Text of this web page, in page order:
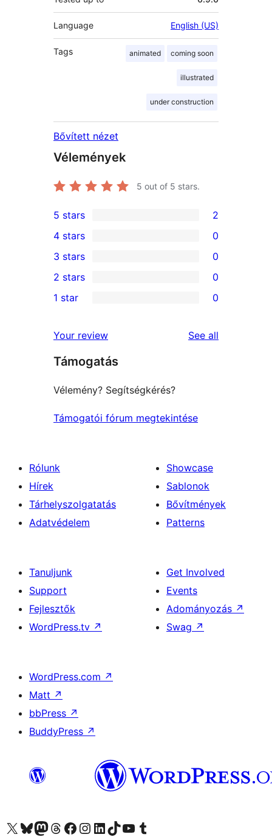
Language English (US)
Tags animated coming soon
illustrated
under construction
Bővített nézet
Vélemények
5 out of 5 stars.
2
5-
star
reviews
5 stars 2
4-
star
reviews
4 stars 0
0
3-
star
3 stars 0
2-
reviews
2 stars 0
star
reviews
1 star 0
Your review See all
Támogatás
Vélemény? Segítségkérés?
Támogatói fórum megtekintése
Rólunk
Hírek
Tárhelyszolgatatás
Adatvédelem
Showcase
Sablonok
Bővítmények
Patterns
Tanuljunk
Support
Fejlesztők
WordPress.tv ↗
Get Involved
Events
Adományozás ↗
Swag ↗
WordPress.com ↗
Matt ↗
bbPress ↗
BuddyPress ↗
Visit our X (formerly Twitter) account
Visit our Bluesky account
Twitter csatornánk
Visit our Threads account
Facebook oldalunk megtekintése
Visit our Instagram account
Visit our LinkedIn account
Visit our TikTok account
Visit our YouTube channel
Visit our Tumblr account